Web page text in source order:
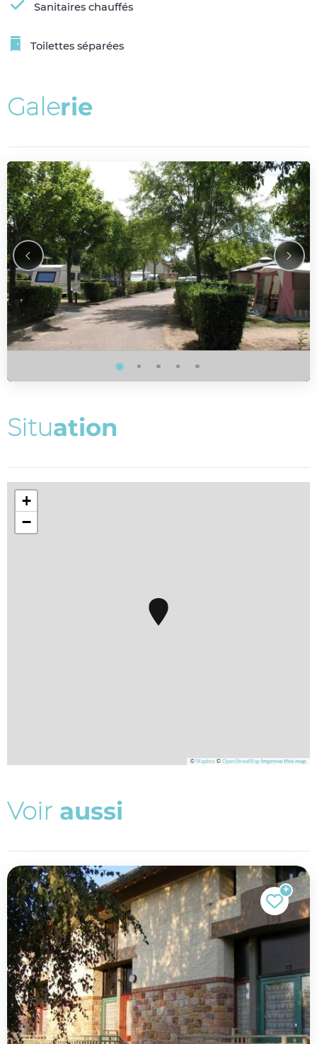
Sanitaires chauffés
Toilettes séparées
Galerie
Situation
+
−
© Mapbox © OpenStreetMap Improve this map
Voir aussi